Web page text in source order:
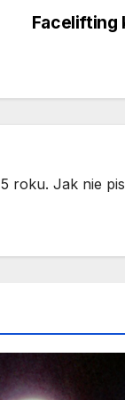
Facelifting
roku. Jak nie